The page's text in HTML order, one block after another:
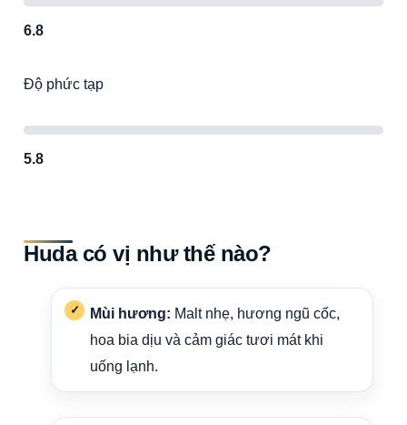
6.8
Độ phức tạp
5.8
Huda có vị như thế nào?
Mùi hương: Malt nhẹ, hương ngũ cốc,
hoa bia dịu và cảm giác tươi mát khi
uống lạnh.